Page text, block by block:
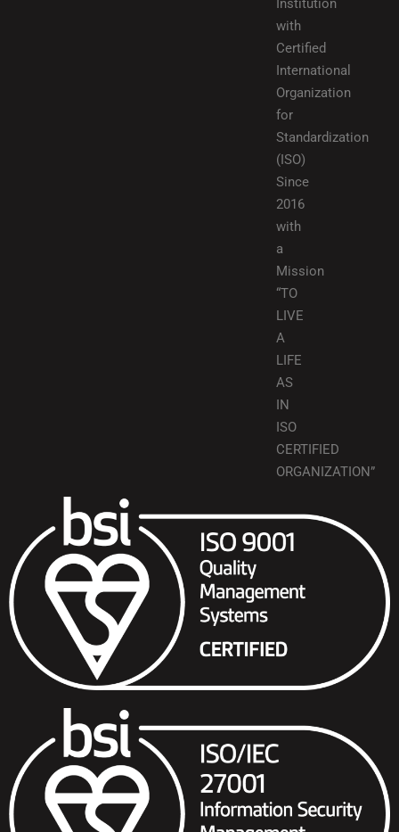
Institution
with
Certified
International
Organization
for
Standardization
(ISO)
Since
2016
with
a
Mission
“TO
LIVE
A
LIFE
AS
IN
ISO
CERTIFIED
ORGANIZATION”